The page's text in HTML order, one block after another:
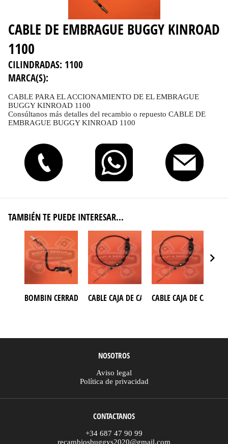
CABLE DE EMBRAGUE BUGGY KINROAD
1100
CILINDRADAS: 1100
MARCA(S):
CABLE PARA EL ACCIONAMIENTO DE EL EMBRAGUE
BUGGY KINROAD 1100
Consúltanos más detalles del recambio o repuesto CABLE DE
EMBRAGUE BUGGY KINROAD 1100
TAMBIÉN TE PUEDE INTERESAR...
BOMBIN CERRADURA CON LLAVES MODELO 4 CABLES PARA ATV
CABLE CAJA DE CAMBIO BUGGY GOKA 650
CABLE CAJA DE
NOSOTROS
Aviso legal
Política de privacidad
CONTACTANOS
+34 687 47 90 99
recambiosbuggys2020@gmail.com